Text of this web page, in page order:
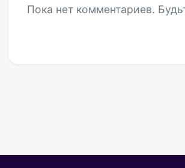
Пока нет комментариев.